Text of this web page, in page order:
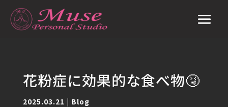
花粉症に効果的な食べ物🤧
2025.03.21 | Blog